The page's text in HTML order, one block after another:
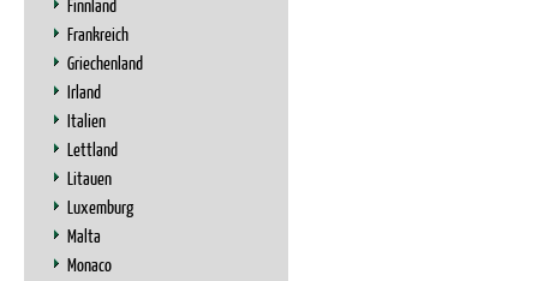
Finnland
Frankreich
Griechenland
Irland
Italien
Lettland
Litauen
Luxemburg
Malta
Monaco